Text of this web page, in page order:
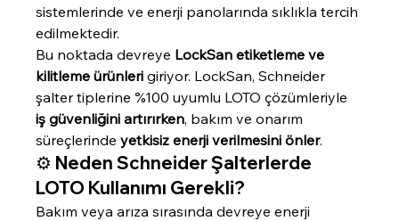
sistemlerinde ve enerji panolarında sıklıkla tercih
edilmektedir.
Bu noktada devreye LockSan etiketleme ve
kilitleme ürünleri giriyor. LockSan, Schneider
şalter tiplerine %100 uyumlu LOTO çözümleriyle
iş güvenliğini artırırken, bakım ve onarım
süreçlerinde yetkisiz enerji verilmesini önler.
⚙️ Neden Schneider Şalterlerde
LOTO Kullanımı Gerekli?
Bakım veya arıza sırasında devreye enerji